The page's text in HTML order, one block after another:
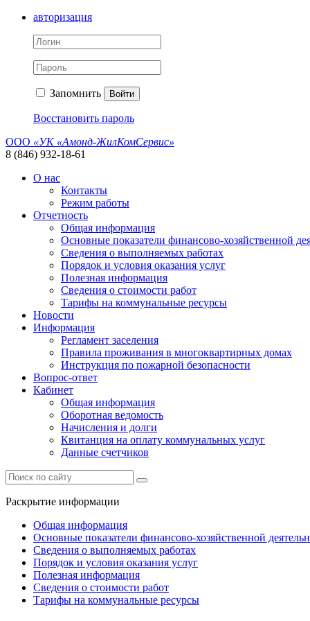
авторизация
Запомнить Войти
Восстановить пароль
ООО «УК «Амонд-ЖилКомСервис»
8 (846) 932-18-61
О нас
Контакты
Режим работы
Отчетность
Общая информация
Основные показатели финансово-хозяйственной
Сведения о выполняемых работах
Порядок и условия оказания услуг
Полезная информация
Сведения о стоимости работ
Тарифы на коммунальные ресурсы
Новости
Информация
Регламент заселения
Правила проживания в многоквартирных домах
Инструкция по пожарной безопасности
Вопрос-ответ
Кабинет
Общая информация
Оборотная ведомость
Начисления и долги
Квитанция на оплату коммунальных услуг
Данные счетчиков
Раскрытие информации
Общая информация
Основные показатели финансово-хозяйственной
Сведения о выполняемых работах
Порядок и условия оказания услуг
Полезная информация
Сведения о стоимости работ
Тарифы на коммунальные ресурсы